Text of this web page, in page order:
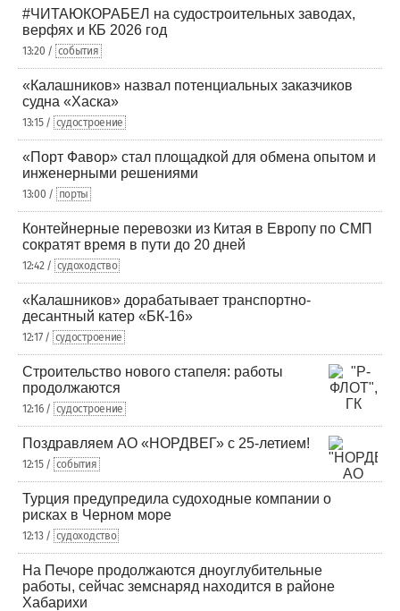
#ЧИТАЮКОРАБЕЛ на судостроительных заводах,
верфях и КБ 2026 год
13:20 / события
«Калашников» назвал потенциальных заказчиков
судна «Хаска»
13:15 / судостроение
«Порт Фавор» стал площадкой для обмена опытом и
инженерными решениями
13:00 / порты
Контейнерные перевозки из Китая в Европу по СМП
сократят время в пути до 20 дней
12:42 / судоходство
«Калашников» дорабатывает транспортно-
десантный катер «БК-16»
12:17 / судостроение
Строительство нового стапеля: работы
продолжаются
12:16 / судостроение
Поздравляем АО «НОРДВЕГ» с 25-летием!
12:15 / события
Турция предупредила судоходные компании о
рисках в Черном море
12:13 / судоходство
На Печоре продолжаются дноуглубительные
работы, сейчас земснаряд находится в районе
Хабарихи